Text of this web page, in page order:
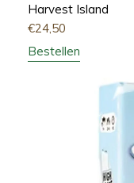
Harvest Island
€24,50
Bestellen